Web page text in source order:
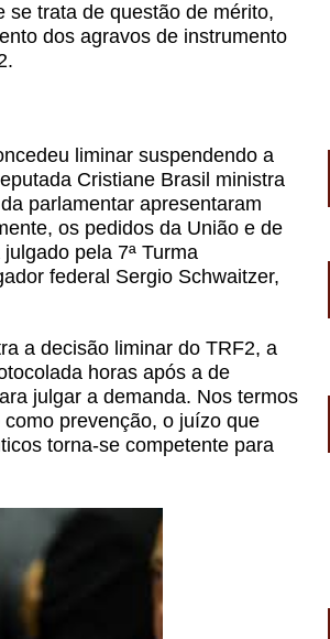
se trata de questão de mérito,
dos agravos de instrumento
liminar suspendendo a
Cristiane Brasil ministra
parlamentar apresentaram
os pedidos da União e de
pela 7ª Turma
federal Sergio Schwaitzer,
a decisão liminar do TRF2, a
horas após a de
julgar a demanda. Nos termos
prevenção, o juízo que
torna-se competente para